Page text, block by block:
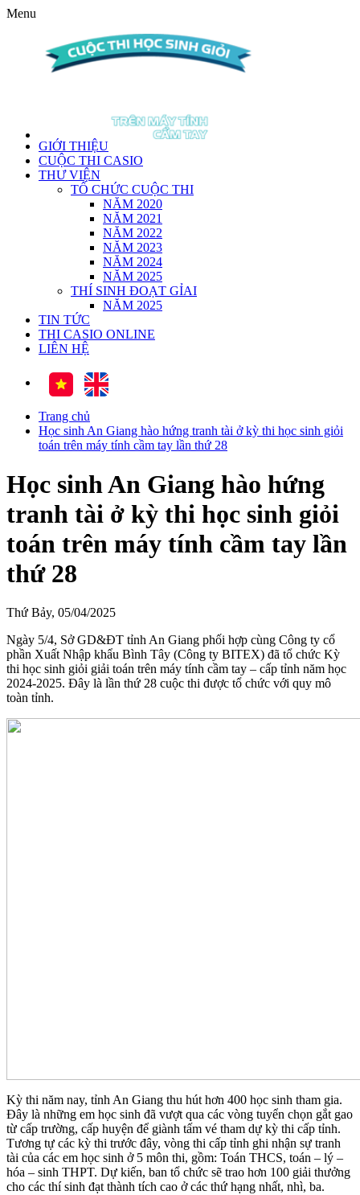
Menu
GIỚI THIỆU
CUỘC THI CASIO
THƯ VIỆN
TỔ CHỨC CUỘC THI
NĂM 2020
NĂM 2021
NĂM 2022
NĂM 2023
NĂM 2024
NĂM 2025
THÍ SINH ĐOẠT GỈAI
NĂM 2025
TIN TỨC
THI CASIO ONLINE
LIÊN HỆ
Trang chủ
Học sinh An Giang hào hứng tranh tài ở kỳ thi học sinh giỏi
toán trên máy tính cầm tay lần thứ 28
Học sinh An Giang hào hứng
tranh tài ở kỳ thi học sinh giỏi
toán trên máy tính cầm tay lần
thứ 28
Thứ Bảy, 05/04/2025
Ngày 5/4, Sở GD&ĐT tỉnh An Giang phối hợp cùng Công ty cổ
phần Xuất Nhập khẩu Bình Tây (Công ty BITEX) đã tổ chức Kỳ
thi học sinh giỏi giải toán trên máy tính cầm tay – cấp tỉnh năm học
2024-2025. Đây là lần thứ 28 cuộc thi được tổ chức với quy mô
toàn tỉnh.
Kỳ thi năm nay, tỉnh An Giang thu hút hơn 400 học sinh tham gia.
Đây là những em học sinh đã vượt qua các vòng tuyển chọn gắt gao
từ cấp trường, cấp huyện để giành tấm vé tham dự kỳ thi cấp tỉnh.
Tương tự các kỳ thi trước đây, vòng thi cấp tỉnh ghi nhận sự tranh
tài của các em học sinh ở 5 môn thi, gồm: Toán THCS, toán – lý –
hóa – sinh THPT. Dự kiến, ban tổ chức sẽ trao hơn 100 giải thưởng
cho các thí sinh đạt thành tích cao ở các thứ hạng nhất, nhì, ba.